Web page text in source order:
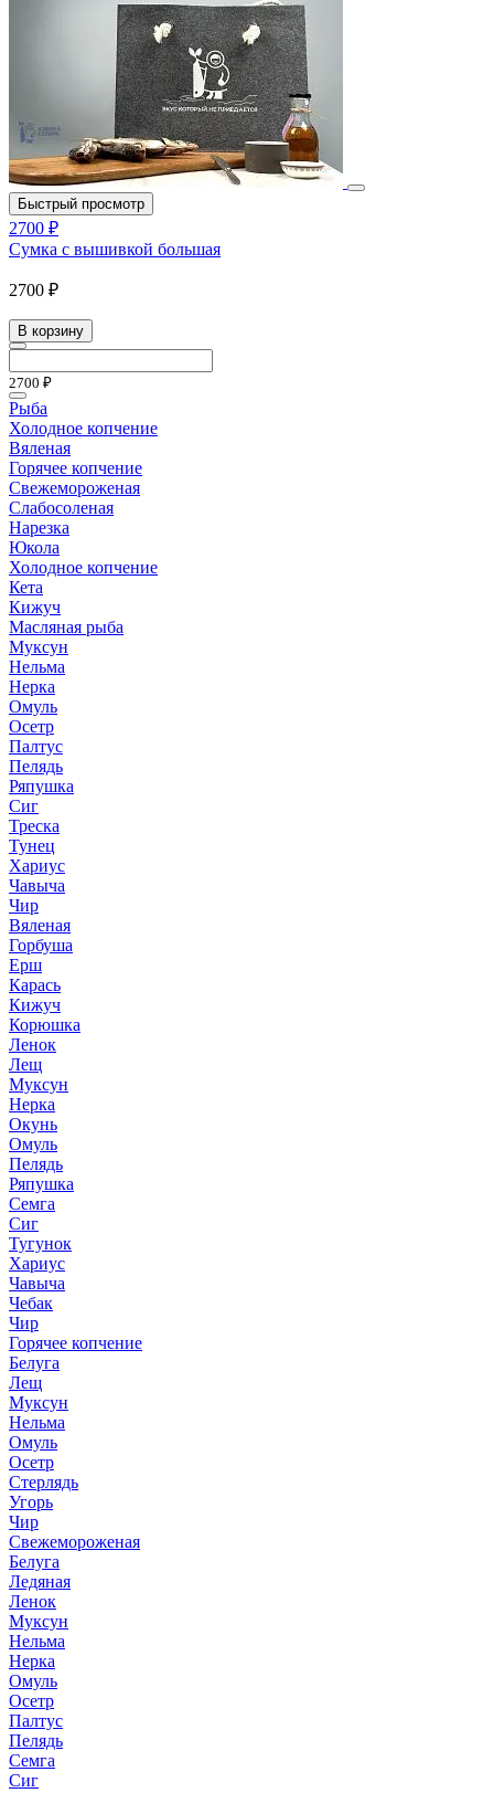
Быстрый просмотр
2700 ₽
Сумка с вышивкой большая
2700 ₽
В корзину
2700 ₽
Рыба
Холодное копчение
Вяленая
Горячее копчение
Свежемороженая
Слабосоленая
Нарезка
Юкола
Холодное копчение
Кета
Кижуч
Масляная рыба
Муксун
Нельма
Нерка
Омуль
Осетр
Палтус
Пелядь
Ряпушка
Сиг
Треска
Тунец
Хариус
Чавыча
Чир
Вяленая
Горбуша
Ерш
Карась
Кижуч
Корюшка
Ленок
Лещ
Муксун
Нерка
Окунь
Омуль
Пелядь
Ряпушка
Семга
Сиг
Тугунок
Хариус
Чавыча
Чебак
Чир
Горячее копчение
Белуга
Лещ
Муксун
Нельма
Омуль
Осетр
Стерлядь
Угорь
Чир
Свежемороженая
Белуга
Ледяная
Ленок
Муксун
Нельма
Нерка
Омуль
Осетр
Палтус
Пелядь
Семга
Сиг